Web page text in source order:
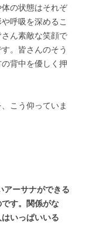
の状態はそれぞ
呼吸を深めるこ
ん素敵な笑顔で
。皆さんのそう
背中を優しく押
こう仰っていま
アーサナができる
す。関係がな
いっぱいいる